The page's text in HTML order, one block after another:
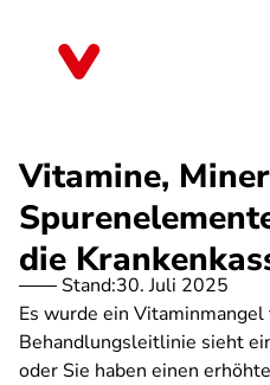
Vitamine,
die
Stand:30. Juli 2025
Es wurde ein
Behandlungsleitlinie sieht
oder Sie haben einen